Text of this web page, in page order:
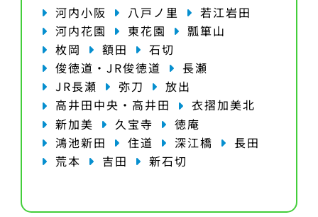
河内小阪
八戸ノ里
若江岩田
河内花園
東花園
瓢箪山
枚岡
額田
石切
俊徳道・JR俊徳道
長瀬
JR長瀬
弥刀
放出
高井田中央・高井田
衣摺加美北
新加美
久宝寺
徳庵
鴻池新田
住道 深江橋
長田
荒本
吉田 新石切